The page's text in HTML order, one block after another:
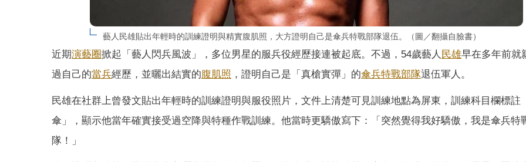
藝人民雄貼出年輕時的訓練證明與精實腹肌照，大方證明自己是傘兵特戰部隊退伍。（圖／翻攝自臉書）
近期演藝圈掀起「藝人閃兵風波」，多位男星的服兵役經歷接連被起底。不過，54歲藝人 民雄早在多年前就
過自己的當兵經歷，並曬出結實的腹肌照 ，證明自己是「真槍實彈」的傘兵特戰部隊退伍軍人。
民雄在社群上曾發文貼出年輕時的訓練證明與服役照片，文件上清楚可見訓練地點為屏東，訓練科目欄標註
傘」，顯示他當年確實接受過空降與特種作戰訓練。他當時更驕傲寫下：「突然覺得我好驕傲，我是傘兵特
隊！」